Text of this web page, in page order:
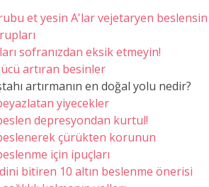
et yesin A'lar vejetaryen beslensin
sofranızdan eksik etmeyin!
artıran besinler
artırmanın en doğal yolu nedir?
yiyecekler
depresyondan kurtul!
çürükten korunun
için ipuçları
bitiren 10 altın beslenme önerisi